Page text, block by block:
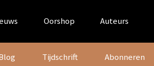
Oorshop Auteurs
Tijdschrift Abonneren